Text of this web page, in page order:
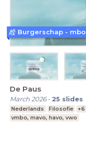
De Paus
March 2026- 25 slides
Nederlands Filosofie +6
vmbo, mavo, havo, vwo
Burgerschap - mbo